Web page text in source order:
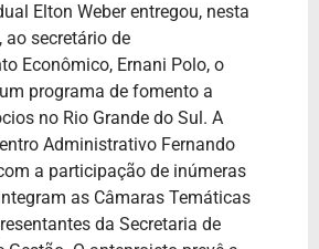
Elton Weber entregou, nesta
secretário de
Econômico, Ernani Polo, o
programa de fomento a
no Rio Grande do Sul. A
Administrativo Fernando
a participação de inúmeras
as Câmaras Temáticas
da Secretaria de